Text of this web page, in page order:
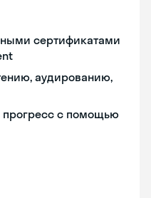
сертификатами
аудированию,
прогресс с помощью